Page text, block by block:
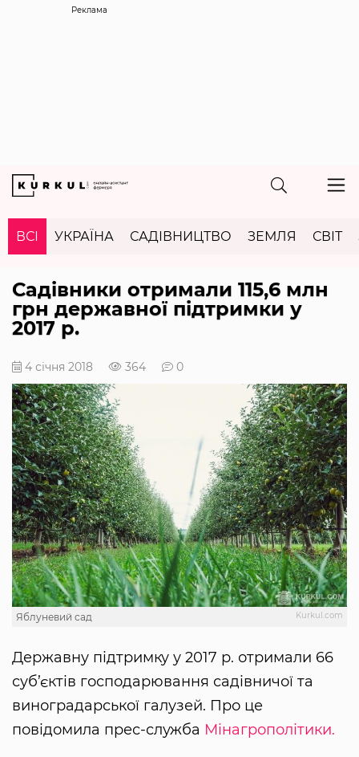
Реклама
ВСІ УКРАЇНА САДІВНИЦТВО ЗЕМЛЯ СВІТ
Садівники отримали 115,6 млн
грн державної підтримки у
2017 р.
4 січня 2018 364 0
Kurkul.com
Яблуневий сад
Державну підтримку у 2017 р. отримали 66
суб’єктів господарювання садівничої та
виноградарської галузей. Про це
повідомила прес-служба Мінагрополітики.